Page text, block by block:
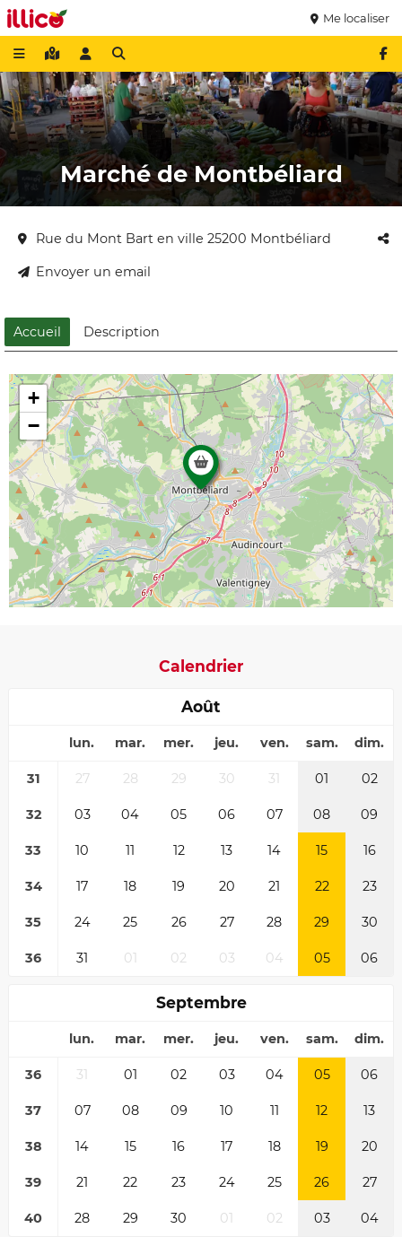
Me localiser
Marché de Montbéliard
Rue du Mont Bart en ville 25200 Montbéliard
Envoyer un email
Accueil Description
+
−
Calendrier
Août
lun. mar. mer. jeu. ven. sam. dim.
31 27 28 29 30 31 01 02
32 03 04 05 06 07 08 09
33 10 11 12 13 14 15 16
34 17 18 19 20 21 22 23
35 24 25 26 27 28 29 30
36 31 01 02 03 04 05 06
Septembre
lun. mar. mer. jeu. ven. sam. dim.
36 31 01 02 03 04 05 06
37 07 08 09 10 11 12 13
38 14 15 16 17 18 19 20
39 21 22 23 24 25 26 27
40 28 29 30 01 02 03 04